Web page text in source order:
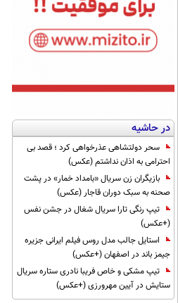
در حاشیه
سحر دولتشاهی عذرخواهی کرد ؛ قصد بی
احترامی به اذان نداشتم (عکس)
بازیگران زن سریال «بامداد خمار» در پشت
صحنه به سبک دوران قاجار (عکس)
تیپ رنگی تارا سریال شغال در جشن نفس
(+عکس)
استایل جالب مدل روس فیلم ایرانی جزیره
جیمز باند در اصفهان (+عکس)
تیپ مشکی و خاص فریبا نادری ستاره سریال
ستایش در آیین مهرورزی (+عکس)